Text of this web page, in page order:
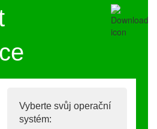
Vyberte svůj operační
systém: